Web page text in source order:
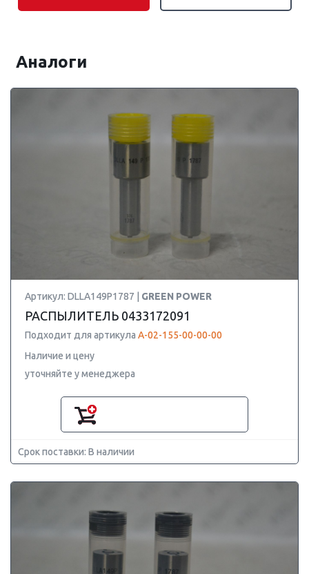
Аналоги
Артикул: DLLA149P1787 | GREEN POWER
РАСПЫЛИТЕЛЬ 0433172091
Подходит для артикула А-02-155-00-00-00
Наличие и цену
уточняйте у менеджера
Срок поставки: В наличии